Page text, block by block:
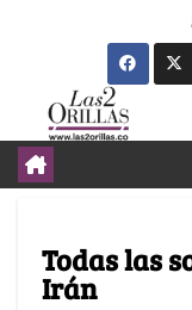
Todas las
Irán